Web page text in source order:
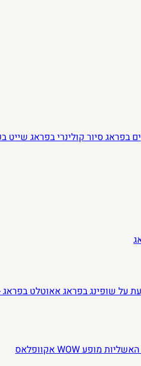
בפראגסיור קולינרי בפראגשייט
על שופינג בפראגאאוטלט בפראג
האשליותמופע WOW
אקוופלאס